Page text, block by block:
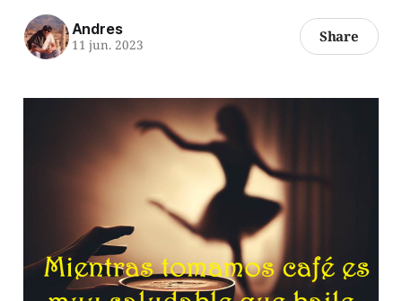
Andres
11 jun. 2023 Share